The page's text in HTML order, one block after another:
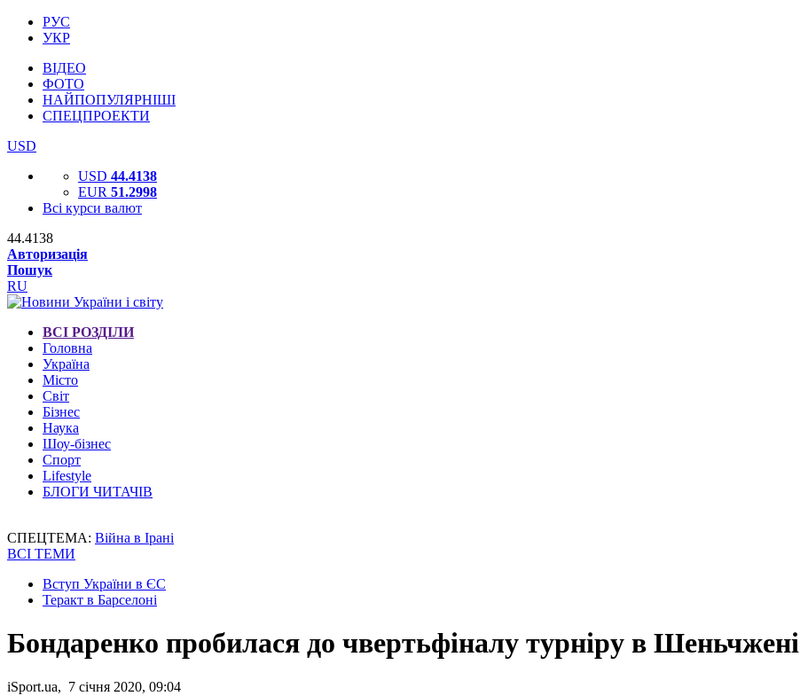
РУС
УКР
ВІДЕО
ФОТО
НАЙПОПУЛЯРНІШІ
СПЕЦПРОЕКТИ
USD
USD 44.4138
EUR 51.2998
Всі курси валют
44.4138
Авторизація
Пошук
RU
ВСІ РОЗДІЛИ
Головна
Україна
Місто
Світ
Бізнес
Наука
Шоу-бізнес
Спорт
Lifestyle
БЛОГИ ЧИТАЧІВ
СПЕЦТЕМА: Війна в Ірані
ВСІ ТЕМИ
Вступ України в ЄС
Теракт в Барселоні
Бондаренко пробилася до чвертьфіналу турніру в Шеньчжені
iSport.ua, 7 січня 2020, 09:04